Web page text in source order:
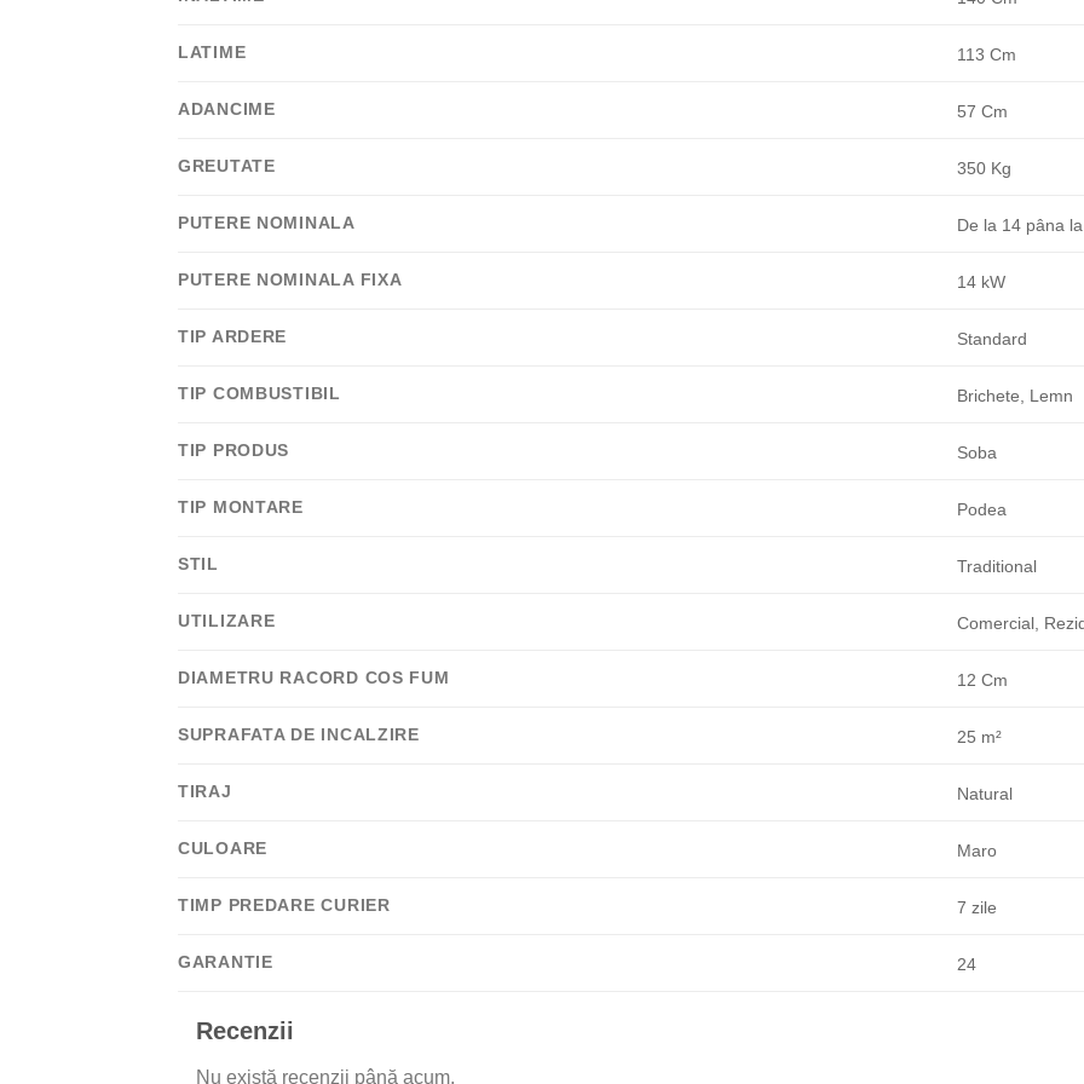
LATIME 113 Cm
ADANCIME 57 Cm
GREUTATE 350 Kg
PUTERE NOMINALA De la 14 pâna
PUTERE NOMINALA FIXA 14 kW
TIP ARDERE Standard
TIP COMBUSTIBIL Brichete, Lemn
TIP PRODUS Soba
TIP MONTARE Podea
STIL Traditional
UTILIZARE Comercial,
DIAMETRU RACORD COS FUM 12 Cm
SUPRAFATA DE INCALZIRE 25 m²
TIRAJ Natural
CULOARE Maro
TIMP PREDARE CURIER 7 zile
GARANTIE 24
Recenzii
Nu există recenzii până acum.